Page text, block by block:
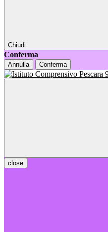
Chiudi
Conferma
Annulla Conferma
close